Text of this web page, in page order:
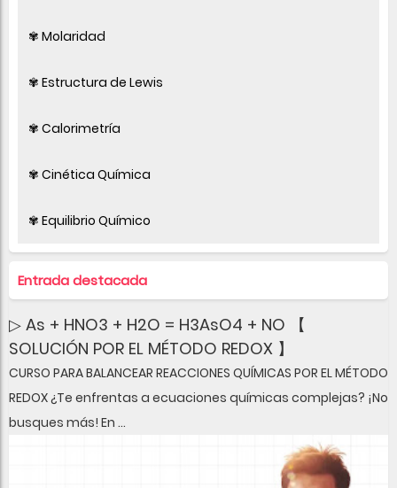
✾ Molaridad
✾ Estructura de Lewis
✾ Calorimetría
✾ Cinética Química
✾ Equilibrio Químico
Entrada destacada
▷ As + HNO3 + H2O = H3AsO4 + NO 【
SOLUCIÓN POR EL MÉTODO REDOX 】
CURSO PARA BALANCEAR REACCIONES QUÍMICAS POR EL MÉTODO
REDOX ¿Te enfrentas a ecuaciones químicas complejas? ¡No
busques más! En ...